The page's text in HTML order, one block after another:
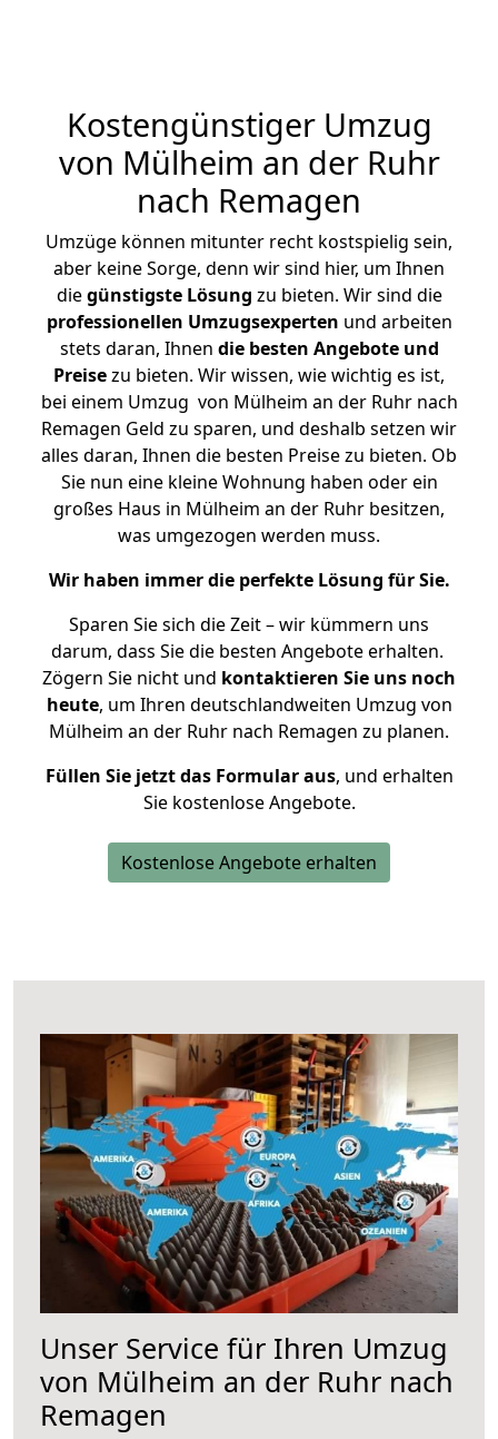
Kostengünstiger Umzug
von Mülheim an der Ruhr
nach Remagen
Umzüge können mitunter recht kostspielig sein,
aber keine Sorge, denn wir sind hier, um Ihnen
diegünstigste Lösung zu bieten. Wir sind die
professionellen Umzugsexperten und arbeiten
stets daran, Ihnen die besten Angebote und
Preisezu bieten. Wir wissen, wie wichtig es ist,
bei einem Umzug von Mülheim an der Ruhr nach
Remagen Geld zu sparen, und deshalb setzen wir
alles daran, Ihnen die besten Preise zu bieten. Ob
Sie nun eine kleine Wohnung haben oder ein
großes Haus in Mülheim an der Ruhr besitzen,
was umgezogen werden muss.
Wir haben immer die perfekte Lösung für Sie.
Sparen Sie sich die Zeit – wir kümmern uns
darum, dass Sie die besten Angebote erhalten.
Zögern Sie nicht und kontaktieren Sie uns noch
heute, um Ihren deutschlandweiten Umzug von
Mülheim an der Ruhr nach Remagen zu planen.
Füllen Sie jetzt das Formular aus, und erhalten
Sie kostenlose Angebote.
Kostenlose Angebote erhalten
Unser Service für Ihren Umzug
von Mülheim an der Ruhr nach
Remagen